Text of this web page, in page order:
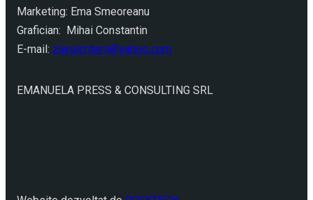
Marketing: Ema Smeoreanu
Grafician: Mihai Constantin
E-mail: ziarulcriterii@yahoo.com
EMANUELA PRESS & CONSULTING SRL